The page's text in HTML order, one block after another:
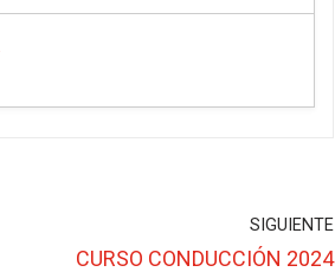
SIGUIENTE
CURSO CONDUCCIÓN 2024